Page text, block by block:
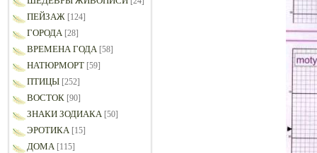
ПЕЙЗАЖ [124]
ГОРОДА [28]
ВРЕМЕНА ГОДА [58]
НАТЮРМОРТ [59]
ПТИЦЫ [252]
ВОСТОК [90]
ЗНАКИ ЗОДИАКА [50]
ЭРОТИКА [15]
ДОМА [115]